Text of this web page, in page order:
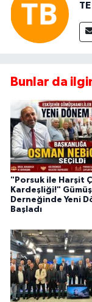
Bunlar da
"Porsuk ile Harşit
Kardeşliği!"
Derneğinde Yeni
Başladı